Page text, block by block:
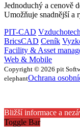
Jednoduchý a cenově
Umožňuje snadnější a
PIT-CAD
BricsCAD Ceník
Facility & Asset
Web & Mobile
Copyright © 2026 pit
elephantOchrana
Bližší informace a
Toggle Bar